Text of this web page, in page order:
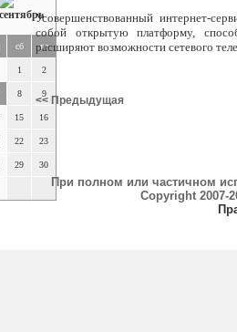
сб вс
1 2
8 9
15 16
22 23
29 30
Усовершенствованный интернет-
собой открытую платформу,
расширяют возможности сетевого
<< Предыдущая
При полном или частичном
Copyright 2007-